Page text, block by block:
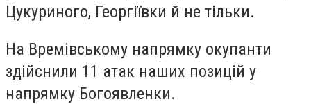
Цукуриного, Георгіївки й не тільки.
На Времівському напрямку окупанти
здійснили 11 атак наших позицій у
напрямку Богоявленки.